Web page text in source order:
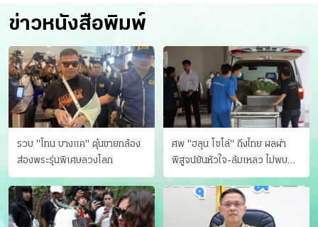
ข่าวหนังสือพิมพ์
รวบ "โทน บางแค" ตุ๋นขายกล้อง
ส่องพระรุ่นพิเศษลวงโลก
ศพ "ฮลุน โซโล่" ถึงไทย ผลผ่า
พิสูจน์ยันหัวใจ-ล้มเหลว ไม่พบ
บาดแผล